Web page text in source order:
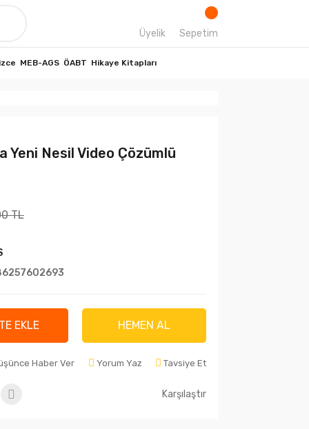
Üyelik Sepetim
MEB-AGS ÖABT Hikaye Kitapları
Yeni Nesil Video Çözümlü
TL
EKLE HEMEN AL
Haber Ver Yorum Yaz Tavsiye Et
Karşılaştır